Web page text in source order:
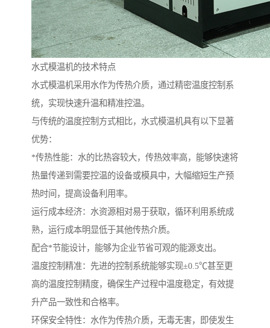
水式模温机的技术特点
水式模温机采用水作为传热介质，通过精密温度控制系
统，实现快速升温和精准控温。
与传统的温度控制方式相比，水式模温机具有以下显著
优势：
*传热性能：水的比热容较大，传热效率高，能够快速将
热量传递到需要控温的设备或模具中，大幅缩短生产预
热时间，提高设备利用率。
运行成本经济：水资源相对易于获取，循环利用系统成
熟，运行成本明显低于其他传热介质。
配合*节能设计，能够为企业节省可观的能源支出。
温度控制精准：先进的控制系统能够实现±0.5℃甚至更
高的温度控制精度，确保生产过程中温度稳定，有效提
升产品一致性和合格率。
环保安全特性：水作为传热介质，无毒无害，即使发生